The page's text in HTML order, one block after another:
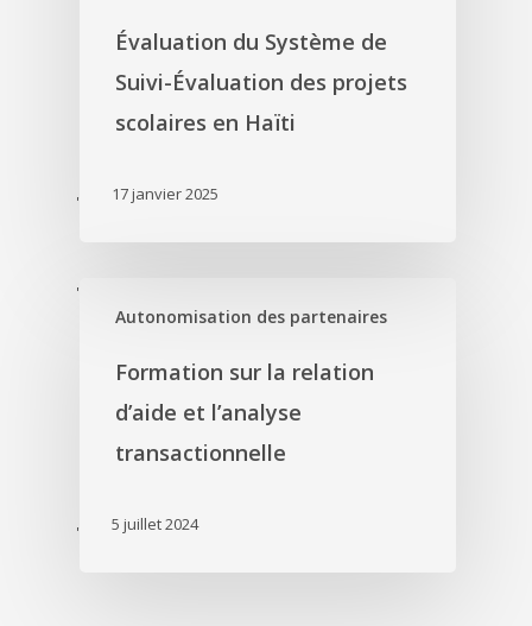
'
Évaluation du Système de
Suivi-Évaluation des projets
scolaires en Haïti
17 janvier 2025
'
'
Autonomisation des partenaires
Formation sur la relation
d’aide et l’analyse
transactionnelle
5 juillet 2024